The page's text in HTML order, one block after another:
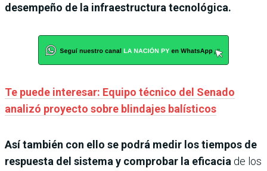
desempeño de la infraestructura tecnológica.
Te puede interesar: Equipo técnico del Senado
analizó proyecto sobre blindajes balísticos
Así también con ello se podrá medir los tiempos de
respuesta del sistema y comprobar la eficacia de los